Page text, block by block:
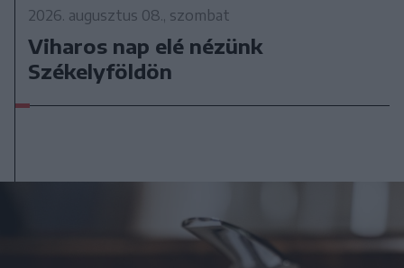
2026. augusztus 08., szombat
Viharos nap elé nézünk
Székelyföldön